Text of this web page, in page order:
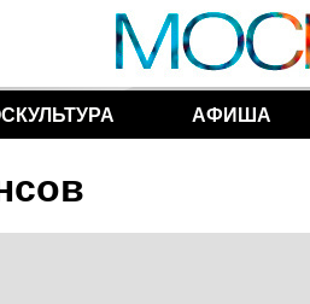
АФИША